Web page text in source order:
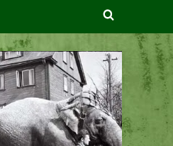
Toggle
search
form